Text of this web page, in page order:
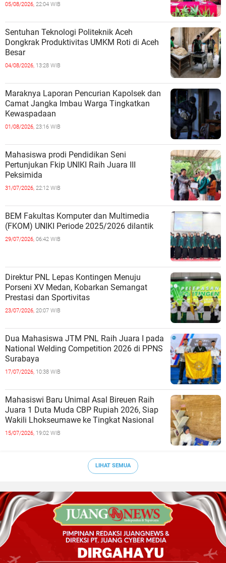
05/08/2026, 22:04 WIB
Sentuhan Teknologi Politeknik Aceh
Dongkrak Produktivitas UMKM Roti di Aceh
Besar
04/08/2026, 13:28 WIB
Maraknya Laporan Pencurian Kapolsek dan
Camat Jangka Imbau Warga Tingkatkan
Kewaspadaan
01/08/2026, 23:16 WIB
Mahasiswa prodi Pendidikan Seni
Pertunjukan Fkip UNIKI Raih Juara III
Peksimida
31/07/2026, 22:12 WIB
BEM Fakultas Komputer dan Multimedia
(FKOM) UNIKI Periode 2025/2026 dilantik
29/07/2026, 06:42 WIB
Direktur PNL Lepas Kontingen Menuju
Porseni XV Medan, Kobarkan Semangat
Prestasi dan Sportivitas
23/07/2026, 20:07 WIB
Dua Mahasiswa JTM PNL Raih Juara I pada
National Welding Competition 2026 di PPNS
Surabaya
17/07/2026, 10:38 WIB
Mahasiswi Baru Unimal Asal Bireuen Raih
Juara 1 Duta Muda CBP Rupiah 2026, Siap
Wakili Lhokseumawe ke Tingkat Nasional
15/07/2026, 19:02 WIB
LIHAT SEMUA